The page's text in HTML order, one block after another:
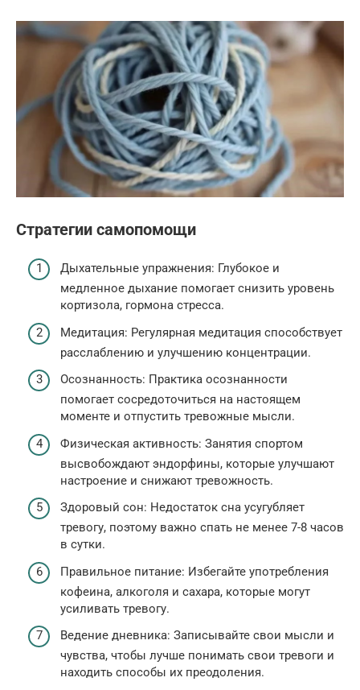
Стратегии самопомощи
Дыхательные упражнения: Глубокое и
медленное дыхание помогает снизить уровень
кортизола, гормона стресса.
Медитация: Регулярная медитация способствует
расслаблению и улучшению концентрации.
Осознанность: Практика осознанности
помогает сосредоточиться на настоящем
моменте и отпустить тревожные мысли.
Физическая активность: Занятия спортом
высвобождают эндорфины, которые улучшают
настроение и снижают тревожность.
Здоровый сон: Недостаток сна усугубляет
тревогу, поэтому важно спать не менее 7-8 часов
в сутки.
Правильное питание: Избегайте употребления
кофеина, алкоголя и сахара, которые могут
усиливать тревогу.
Ведение дневника: Записывайте свои мысли и
чувства, чтобы лучше понимать свои тревоги и
находить способы их преодоления.